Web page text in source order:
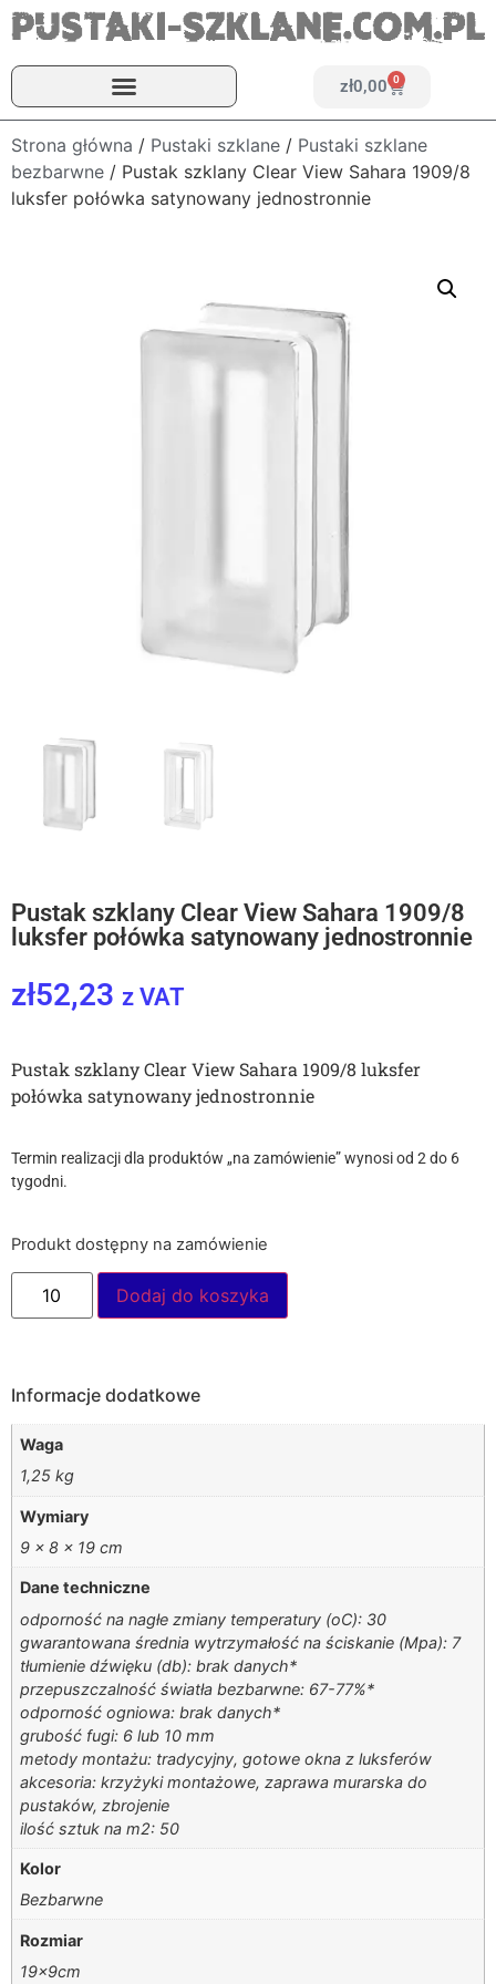
zł0,00 0
Strona główna / Pustaki szklane / Pustaki szklane
bezbarwne / Pustak szklany Clear View Sahara 1909/8
luksfer połówka satynowany jednostronnie
Pustak szklany Clear View Sahara 1909/8
luksfer połówka satynowany jednostronnie
zł52,23 z VAT
Pustak szklany Clear View Sahara 1909/8 luksfer
połówka satynowany jednostronnie
Termin realizacji dla produktów „na zamówienie” wynosi od 2 do 6
tygodni.
Produkt dostępny na zamówienie
Dodaj do koszyka
Informacje dodatkowe
Waga
1,25 kg
Wymiary
9 × 8 × 19 cm
Dane techniczne
odporność na nagłe zmiany temperatury (oC): 30
gwarantowana średnia wytrzymałość na ściskanie (Mpa): 7
tłumienie dźwięku (db): brak danych*
przepuszczalność światła bezbarwne: 67-77%*
odporność ogniowa: brak danych*
grubość fugi: 6 lub 10 mm
metody montażu: tradycyjny, gotowe okna z luksferów
akcesoria: krzyżyki montażowe, zaprawa murarska do
pustaków, zbrojenie
ilość sztuk na m2: 50
Kolor
Bezbarwne
Rozmiar
19x9cm